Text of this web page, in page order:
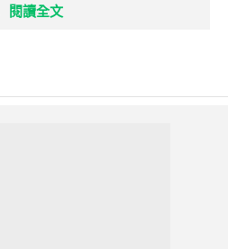
閱讀全文